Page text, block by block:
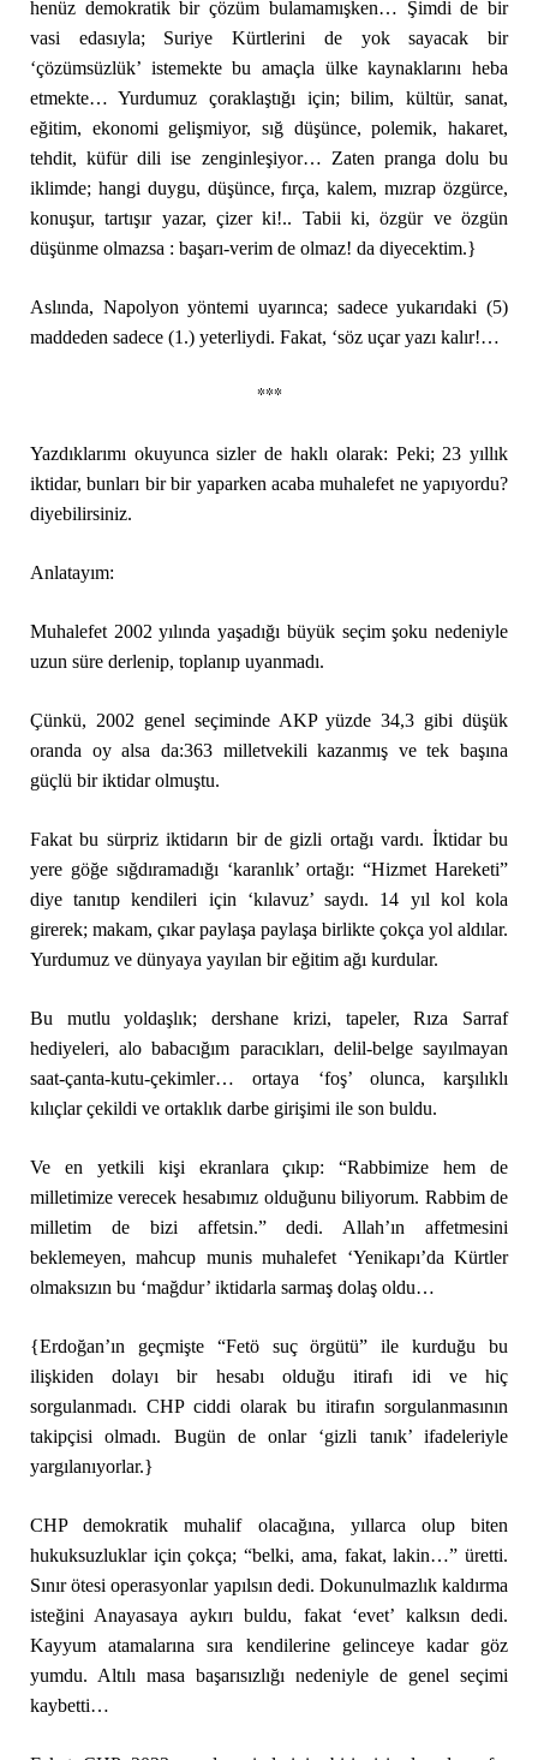
henüz demokratik bir çözüm bulamamışken… Şimdi de bir
vasi edasıyla; Suriye Kürtlerini de yok sayacak bir
‘çözümsüzlük’ istemekte bu amaçla ülke kaynaklarını heba
etmekte… Yurdumuz çoraklaştığı için; bilim, kültür, sanat,
eğitim, ekonomi gelişmiyor, sığ düşünce, polemik, hakaret,
tehdit, küfür dili ise zenginleşiyor… Zaten pranga dolu bu
iklimde; hangi duygu, düşünce, fırça, kalem, mızrap özgürce,
konuşur, tartışır yazar, çizer ki!.. Tabii ki, özgür ve özgün
düşünme olmazsa : başarı-verim de olmaz! da diyecektim.}
Aslında, Napolyon yöntemi uyarınca; sadece yukarıdaki (5)
maddeden sadece (1.) yeterliydi. Fakat, ‘söz uçar yazı kalır!…
***
Yazdıklarımı okuyunca sizler de haklı olarak: Peki; 23 yıllık
iktidar, bunları bir bir yaparken acaba muhalefet ne yapıyordu?
diyebilirsiniz.
Anlatayım:
Muhalefet 2002 yılında yaşadığı büyük seçim şoku nedeniyle
uzun süre derlenip, toplanıp uyanmadı.
Çünkü, 2002 genel seçiminde AKP yüzde 34,3 gibi düşük
oranda oy alsa da:363 milletvekili kazanmış ve tek başına
güçlü bir iktidar olmuştu.
Fakat bu sürpriz iktidarın bir de gizli ortağı vardı. İktidar bu
yere göğe sığdıramadığı ‘karanlık’ ortağı: “Hizmet Hareketi”
diye tanıtıp kendileri için ‘kılavuz’ saydı. 14 yıl kol kola
girerek; makam, çıkar paylaşa paylaşa birlikte çokça yol aldılar.
Yurdumuz ve dünyaya yayılan bir eğitim ağı kurdular.
Bu mutlu yoldaşlık; dershane krizi, tapeler, Rıza Sarraf
hediyeleri, alo babacığım paracıkları, delil-belge sayılmayan
saat-çanta-kutu-çekimler… ortaya ‘foş’ olunca, karşılıklı
kılıçlar çekildi ve ortaklık darbe girişimi ile son buldu.
Ve en yetkili kişi ekranlara çıkıp: “Rabbimize hem de
milletimize verecek hesabımız olduğunu biliyorum. Rabbim de
milletim de bizi affetsin.” dedi. Allah’ın affetmesini
beklemeyen, mahcup munis muhalefet ‘Yenikapı’da Kürtler
olmaksızın bu ‘mağdur’ iktidarla sarmaş dolaş oldu…
{Erdoğan’ın geçmişte “Fetö suç örgütü” ile kurduğu bu
ilişkiden dolayı bir hesabı olduğu itirafı idi ve hiç
sorgulanmadı. CHP ciddi olarak bu itirafın sorgulanmasının
takipçisi olmadı. Bugün de onlar ‘gizli tanık’ ifadeleriyle
yargılanıyorlar.}
CHP demokratik muhalif olacağına, yıllarca olup biten
hukuksuzluklar için çokça; “belki, ama, fakat, lakin…” üretti.
Sınır ötesi operasyonlar yapılsın dedi. Dokunulmazlık kaldırma
isteğini Anayasaya aykırı buldu, fakat ‘evet’ kalksın dedi.
Kayyum atamalarına sıra kendilerine gelinceye kadar göz
yumdu. Altılı masa başarısızlığı nedeniyle de genel seçimi
kaybetti…